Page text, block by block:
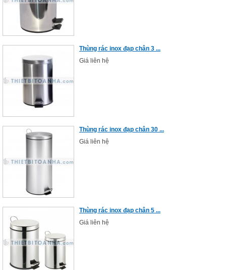
Thùng rác inox đạp chân 3 ...
Giá liên hệ
Thùng rác inox đạp chân 30 ...
Giá liên hệ
Thùng rác inox đạp chân 5 ...
Giá liên hệ